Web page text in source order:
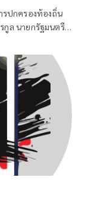
รปกครองท้องถิ่น
กูล นายกรัฐมนตรี